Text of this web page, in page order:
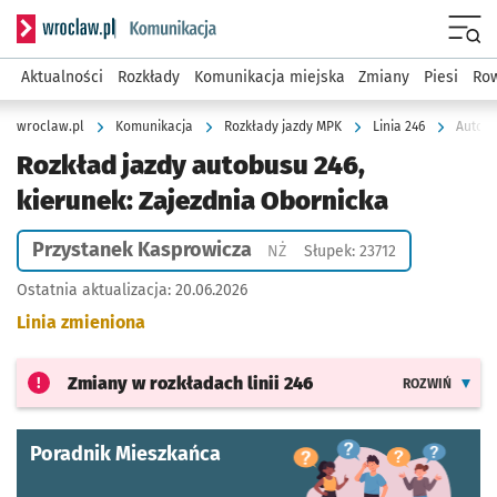
Serwis informacyjny wroclaw.pl podserwis: Komunikacja
Aktualności Rozkłady Komunikacja miejska Zmiany Piesi
wroclaw.pl Komunikacja Rozkłady jazdy MPK Linia 246
Rozkład jazdy autobusu 246,
kierunek: Zajezdnia Obornicka
Przystanek Kasprowicza NŻPrzystanek na życzenie
Słupek: 23712
Ostatnia aktualizacja: 20.06.2026
Linia zmieniona
Zmiany w rozkładach linii 246 ROZWIŃ
Poradnik Mieszkańca